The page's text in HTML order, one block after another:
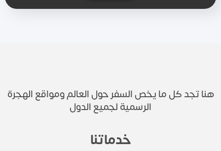
هنا تجد كل ما يخص السفر حول العالم ومواقع الهجرة
الرسمية لجميع الدول
خدماتنا